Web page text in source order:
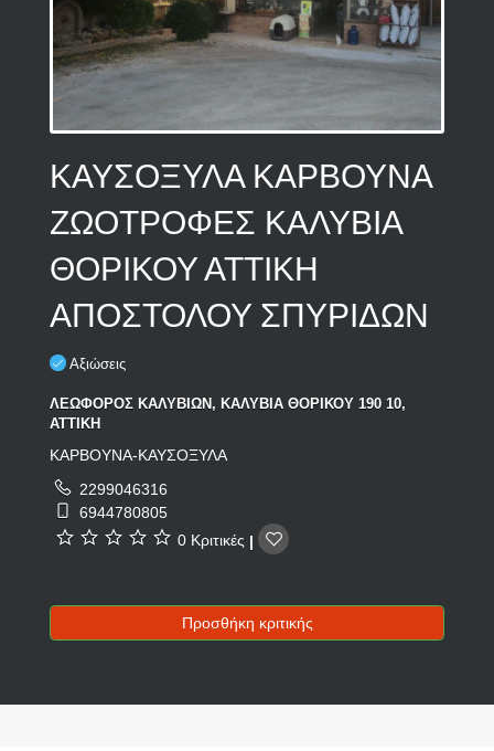
ΚΑΥΣΟΞΥΛΑ ΚΑΡΒΟΥΝΑ
ΖΩΟΤΡΟΦΕΣ ΚΑΛΥΒΙΑ
ΘΟΡΙΚΟΥ ΑΤΤΙΚΗ
ΑΠΟΣΤΟΛΟΥ ΣΠΥΡΙΔΩΝ
Αξιώσεις
ΛΕΩΦΟΡΟΣ ΚΑΛΥΒΙΩΝ, ΚΑΛΥΒΙΑ ΘΟΡΙΚΟΥ 190 10,
ΑΤΤΙΚΗ
ΚΑΡΒΟΥΝΑ-ΚΑΥΣΟΞΥΛΑ
2299046316
6944780805
0 Κριτικές |
Προσθήκη κριτικής